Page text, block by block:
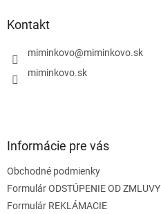
Kontakt
miminkovo@miminkovo.sk
miminkovo.sk
Informácie pre vás
Obchodné podmienky
Formulár ODSTÚPENIE OD ZMLUVY
Formulár REKLÁMACIE